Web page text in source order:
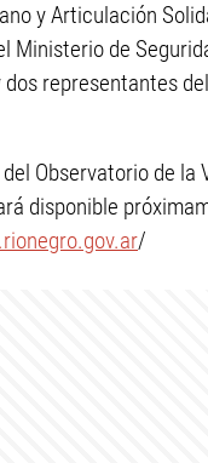
y Articulación
Ministerio de
representantes
Observatorio de la
disponible
/